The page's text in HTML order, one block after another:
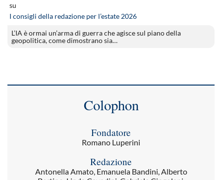
su
I consigli della redazione per l’estate 2026
L’IA è ormai un’arma di guerra che agisce sul piano della
geopolitica, come dimostrano sia…
Colophon
Fondatore
Romano Luperini
Redazione
Antonella Amato, Emanuela Bandini, Alberto